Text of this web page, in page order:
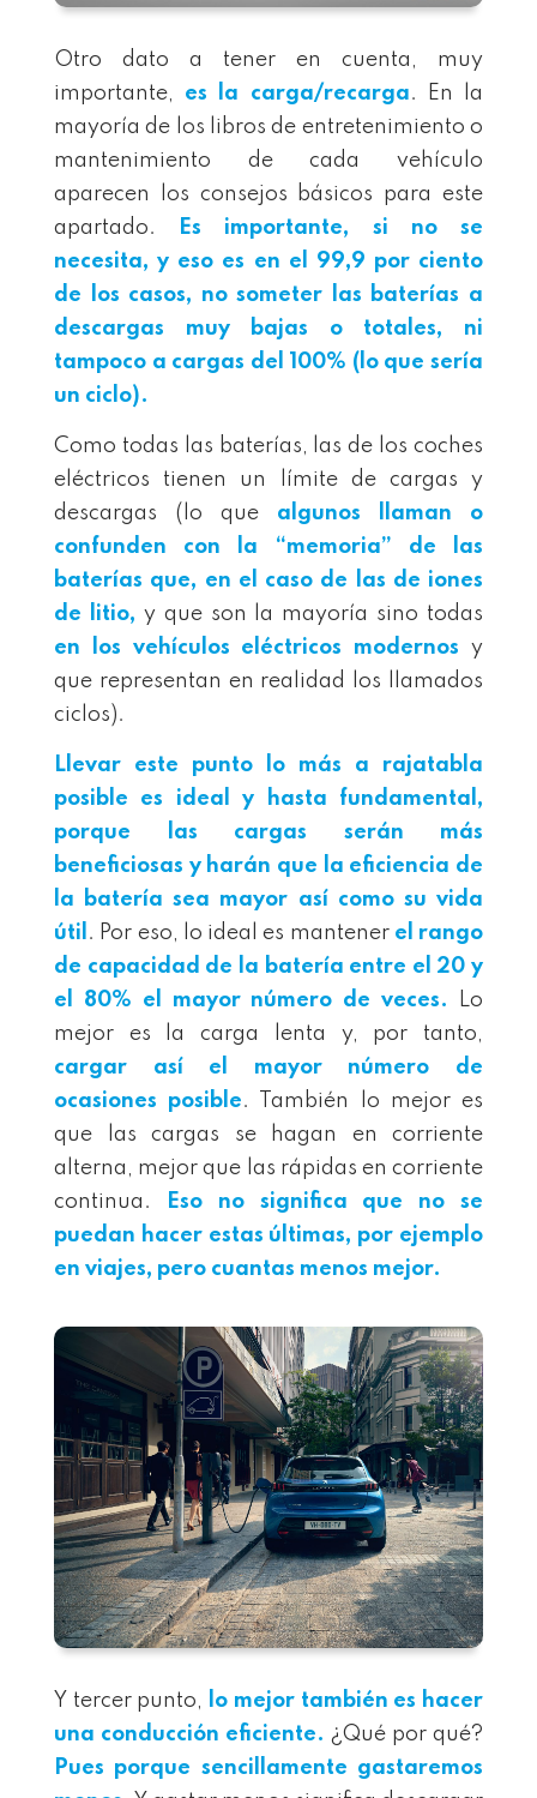
Otro dato a tener en cuenta, muy
importante, es la carga/recarga. En la
mayoría de los libros de entretenimiento o
mantenimiento de cada vehículo
aparecen los consejos básicos para este
apartado.
Es importante, si no se
necesita, y eso es en el 99,9 por ciento
de los casos, no someter las baterías a
descargas muy bajas o totales, ni
tampoco a cargas del 100% (lo que sería
un ciclo).
Como todas las baterías, las de los coches
eléctricos tienen un límite de cargas y
descargas (lo que algunos llaman o
confunden con la “memoria” de las
baterías que, en el caso de las de iones
de litio, y que son la mayoría sino todas
en los vehículos eléctricos modernos y
que representan en realidad los llamados
ciclos).
Llevar este punto lo más a rajatabla
posible es ideal y hasta fundamental,
porque las cargas serán más
beneficiosas y harán que la eficiencia de
la batería sea mayor así como su vida
útil . Por eso, lo ideal es mantenerel rango
de capacidad de la batería entre el 20 y
el 80% el mayor número de veces.
Lo
mejor es la carga lenta y, por tanto,
cargar así el mayor número de
ocasiones posible. También lo mejor es
que las cargas se hagan en corriente
alterna, mejor que las rápidas en corriente
continua.
Eso no significa que no se
puedan hacer estas últimas, por ejemplo
en viajes, pero cuantas menos mejor.
Y tercer punto,
lo mejor también es hacer
una conducción eficiente. ¿Qué por qué?
Pues porque sencillamente gastaremos